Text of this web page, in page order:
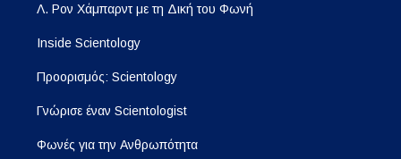
Λ. Ρον Χάμπαρντ με τη Δική του Φωνή
Inside Scientology
Προορισμός: Scientology
Γνώρισε έναν Scientologist
Φωνές για την Ανθρωπότητα